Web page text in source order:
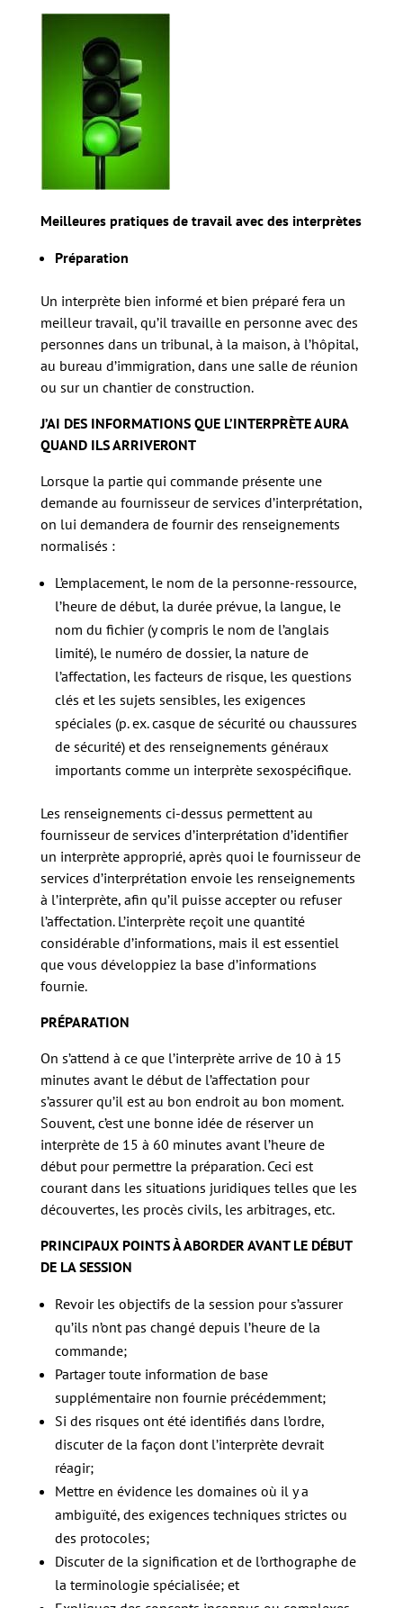
Meilleures pratiques de travail avec des interprètes
Préparation
Un interprète bien informé et bien préparé fera un
meilleur travail, qu’il travaille en personne avec des
personnes dans un tribunal, à la maison, à l’hôpital,
au bureau d’immigration, dans une salle de réunion
ou sur un chantier de construction.
J’AI DES INFORMATIONS QUE L’INTERPRÈTE AURA
QUAND ILS ARRIVERONT
Lorsque la partie qui commande présente une
demande au fournisseur de services d’interprétation,
on lui demandera de fournir des renseignements
normalisés :
L’emplacement, le nom de la personne-ressource,
l’heure de début, la durée prévue, la langue, le
nom du fichier (y compris le nom de l’anglais
limité), le numéro de dossier, la nature de
l’affectation, les facteurs de risque, les questions
clés et les sujets sensibles, les exigences
spéciales (p. ex. casque de sécurité ou chaussures
de sécurité) et des renseignements généraux
importants comme un interprète sexospécifique.
Les renseignements ci-dessus permettent au
fournisseur de services d’interprétation d’identifier
un interprète approprié, après quoi le fournisseur de
services d’interprétation envoie les renseignements
à l’interprète, afin qu’il puisse accepter ou refuser
l’affectation. L’interprète reçoit une quantité
considérable d’informations, mais il est essentiel
que vous développiez la base d’informations
fournie.
PRÉPARATION
On s’attend à ce que l’interprète arrive de 10 à 15
minutes avant le début de l’affectation pour
s’assurer qu’il est au bon endroit au bon moment.
Souvent, c’est une bonne idée de réserver un
interprète de 15 à 60 minutes avant l’heure de
début pour permettre la préparation. Ceci est
courant dans les situations juridiques telles que les
découvertes, les procès civils, les arbitrages, etc.
PRINCIPAUX POINTS À ABORDER AVANT LE DÉBUT
DE LA SESSION
Revoir les objectifs de la session pour s’assurer
qu’ils n’ont pas changé depuis l’heure de la
commande;
Partager toute information de base
supplémentaire non fournie précédemment;
Si des risques ont été identifiés dans l’ordre,
discuter de la façon dont l’interprète devrait
réagir;
Mettre en évidence les domaines où il y a
ambiguïté, des exigences techniques strictes ou
des protocoles;
Discuter de la signification et de l’orthographe de
la terminologie spécialisée; et